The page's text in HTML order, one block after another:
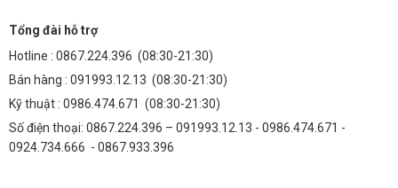
Tổng đài hỗ trợ
Hotline : 0867.224.396 (08:30-21:30)
Bán hàng : 091993.12.13 (08:30-21:30)
Kỹ thuật : 0986.474.671 (08:30-21:30)
Số điện thoại: 0867.224.396 – 091993.12.13 - 0986.474.671 -
0924.734.666 - 0867.933.396